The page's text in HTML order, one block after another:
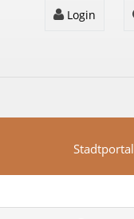
Login
Stadtportal